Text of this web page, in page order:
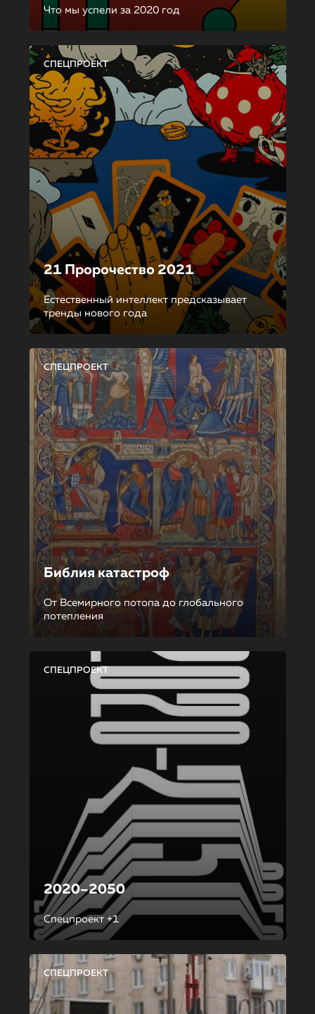
Что мы успели за 2020 год
СПЕЦПРОЕКТ
21 Пророчество 2021
Естественный интеллект предсказывает
тренды нового года
СПЕЦПРОЕКТ
Библия катастроф
От Всемирного потопа до глобального
потепления
СПЕЦПРОЕКТ
2020–2050
Спецпроект +1
СПЕЦПРОЕКТ